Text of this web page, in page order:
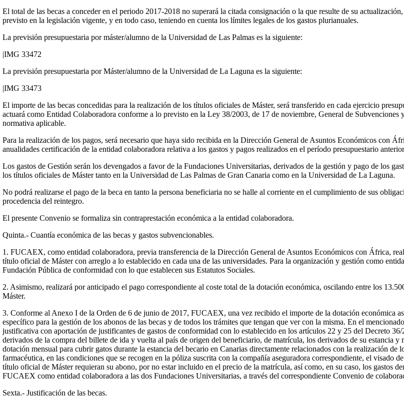
El total de las becas a conceder en el periodo 2017-2018 no superará la citada consignación o la que resulte de su
previsto en la legislación vigente, y en todo caso, teniendo en cuenta los límites legales de los gastos plurianuales.
La previsión presupuestaria por máster/alumno de la Universidad de Las Palmas es la siguiente:
|IMG 33472
La previsión presupuestaria por Máster/alumno de la Universidad de La Laguna es la siguiente:
|IMG 33473
El importe de las becas concedidas para la realización de los títulos oficiales de Máster, será transferido en cada ejercicio
actuará como Entidad Colaboradora conforme a lo previsto en la Ley 38/2003, de 17 de noviembre, General de
normativa aplicable.
Para la realización de los pagos, será necesario que haya sido recibida en la Dirección General de Asuntos Económicos con
anualidades certificación de la entidad colaboradora relativa a los gastos y pagos realizados en el período presupuestario
Los gastos de Gestión serán los devengados a favor de la Fundaciones Universitarias, derivados de la gestión y pago de los
los títulos oficiales de Máster tanto en la Universidad de Las Palmas de Gran Canaria como en la Universidad de La Laguna.
No podrá realizarse el pago de la beca en tanto la persona beneficiaria no se halle al corriente en el cumplimiento de sus
procedencia del reintegro.
El presente Convenio se formaliza sin contraprestación económica a la entidad colaboradora.
Quinta.- Cuantía económica de las becas y gastos subvencionables.
1. FUCAEX, como entidad colaboradora, previa transferencia de la Dirección General de Asuntos Económicos con África,
título oficial de Máster con arreglo a lo establecido en cada una de las universidades. Para la organización y gestión como
Fundación Pública de conformidad con lo que establecen sus Estatutos Sociales.
2. Asimismo, realizará por anticipado el pago correspondiente al coste total de la dotación económica, oscilando entre los
Máster.
3. Conforme al Anexo I de la Orden de 6 de junio de 2017, FUCAEX, una vez recibido el importe de la dotación económica
específico para la gestión de los abonos de las becas y de todos los trámites que tengan que ver con la misma. En el
justificativa con aportación de justificantes de gastos de conformidad con lo establecido en los artículos 22 y 25 del Decreto
derivados de la compra del billete de ida y vuelta al país de origen del beneficiario, de matrícula, los derivados de su estancia
dotación mensual para cubrir gatos durante la estancia del becario en Canarias directamente relacionados con la realización
farmacéutica, en las condiciones que se recogen en la póliza suscrita con la compañía aseguradora correspondiente, el visado
título oficial de Máster requieran su abono, por no estar incluido en el precio de la matrícula, así como, en su caso, los gastos
FUCAEX como entidad colaboradora a las dos Fundaciones Universitarias, a través del correspondiente Convenio de
Sexta.- Justificación de las becas.